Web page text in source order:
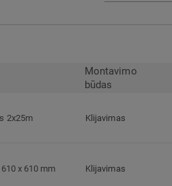
Montavimo
būdas
2x25m Klijavimas
x 610 mm Klijavimas